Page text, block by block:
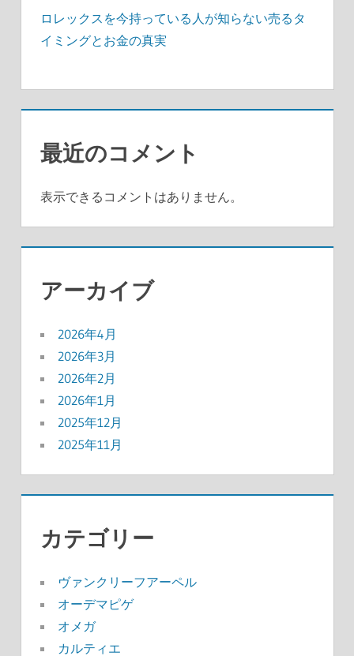
ロレックスを今持っている人が知らない売るタ
イミングとお金の真実
最近のコメント
表示できるコメントはありません。
アーカイブ
2026年4月
2026年3月
2026年2月
2026年1月
2025年12月
2025年11月
カテゴリー
ヴァンクリーフアーペル
オーデマピゲ
オメガ
カルティエ